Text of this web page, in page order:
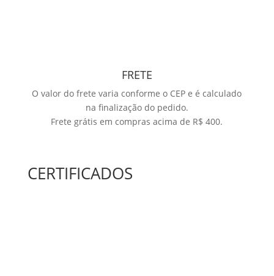
FRETE
O valor do frete varia conforme o CEP e é calculado
na finalização do pedido.
Frete grátis em compras acima de R$ 400.
CERTIFICADOS